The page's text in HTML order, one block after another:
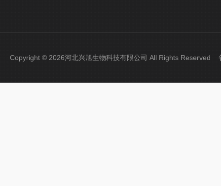
Copyright © 2026河北兴旭生物科技有限公司 All Rights Reserved